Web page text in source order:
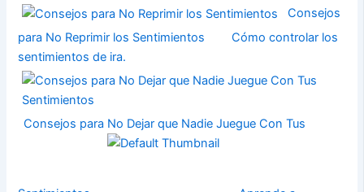
Consejos
para No Reprimir los Sentimientos
Cómo controlar los
sentimientos de ira.
Consejos para No Dejar que Nadie Juegue Con Tus